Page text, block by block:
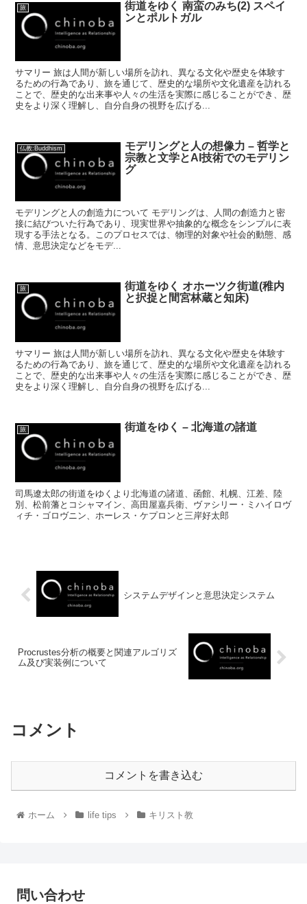
旅
街道をゆく 南蛮のみち(2) スペイ
ンとポルトガル
サマリー 旅は人間が新しい場所を訪れ、異なる文化や歴史を体験す
るための行為であり、旅を通じて、歴史的な場所や文化遺産を訪れる
ことで、歴史的な出来事や人々の生活を実際に感じることができ、歴
史をより深く理解し、自分自身の視野を広げる...
仏教:Buddhism
モデリングと人の想像力 – 哲学と
宗教と文学とAI技術でのモデリン
グ
モデリングと人の創造力について モデリングは、人間の創造力と密
接に結びついた行為であり、現実世界や抽象的な概念をシンプルに表
現する手法となる。このプロセスでは、物理的対象や社会的動態、感
情、意思決定などをモデ...
旅
街道をゆく オホーツク街道(稚内
と択捉と間宮林蔵と知床)
サマリー 旅は人間が新しい場所を訪れ、異なる文化や歴史を体験す
るための行為であり、旅を通じて、歴史的な場所や文化遺産を訪れる
ことで、歴史的な出来事や人々の生活を実際に感じることができ、歴
史をより深く理解し、自分自身の視野を広げる...
旅 街道をゆく – 北海道の諸道
司馬遼太郎の街道をゆくより北海道の諸道、函館、札幌、江差、陸
別、松前藩とコシャマイン、高田屋嘉兵衛、ヴァシリー・ミハイロヴ
ィチ・ゴロヴニン、ホーレス・ケプロンと三岸好太郎
システムデザインと意思決定システム
Procrustes分析の概要と関連アルゴリズ
ム及び実装例について
コメント
コメントを書き込む
ホーム life tips キリスト教
問い合わせ